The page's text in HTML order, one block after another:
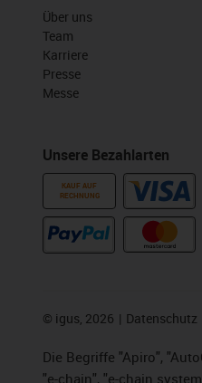
Über uns
Team
Karriere
Presse
Messe
Unsere Bezahlarten
KAUF AUF
RECHNUNG
© igus, 2026 Datenschutz
Die Begriffe "Apiro",
"e-chain", "e-chain